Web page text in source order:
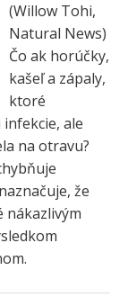
(Willow Tohi,
Natural News)
Čo ak horúčky,
kašeľ a zápaly,
ktoré
ale
na otravu?
že
nákazlivým